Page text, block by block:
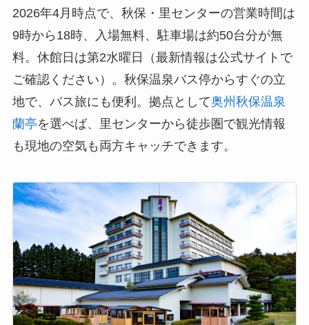
2026年4月時点で、秋保・里センターの営業時間は
9時から18時、入場無料、駐車場は約50台分が無
料。休館日は第2水曜日（最新情報は公式サイトで
ご確認ください）。秋保温泉バス停からすぐの立
地で、バス旅にも便利。拠点として奥州秋保温泉
蘭亭を選べば、里センターから徒歩圏で観光情報
も現地の空気も両方キャッチできます。